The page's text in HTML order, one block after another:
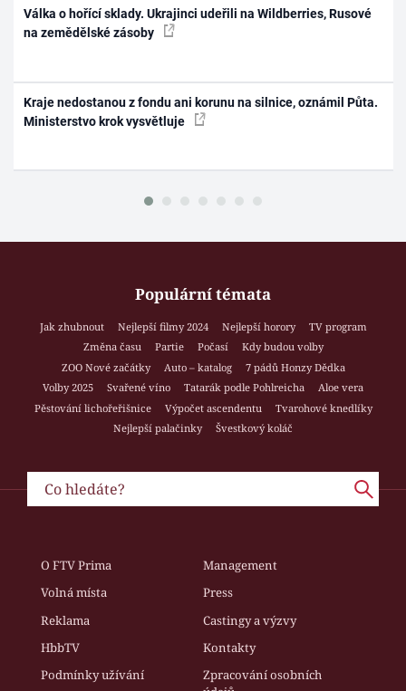
Válka o hořící sklady. Ukrajinci udeřili na Wildberries, Rusové
na zemědělské zásoby
Kraje nedostanou z fondu ani korunu na silnice, oznámil Půta.
Ministerstvo krok vysvětluje
Populární témata
Jak zhubnout Nejlepší filmy 2024 Nejlepší horory
TV program
Změna času
Partie Počasí
Kdy budou volby
ZOO Nové začátky
Auto – katalog
7 pádů Honzy Dědka
Volby 2025
Svařené víno Tatarák podle Pohlreicha
Aloe vera
Pěstování lichořeřišnice
Výpočet ascendentu
Tvarohové knedlíky
Nejlepší palačinky
Švestkový koláč
O FTV Prima
Management
Volná místa
Press
Reklama
Castingy a výzvy
HbbTV
Kontakty
Podmínky užívání
Zpracování osobních